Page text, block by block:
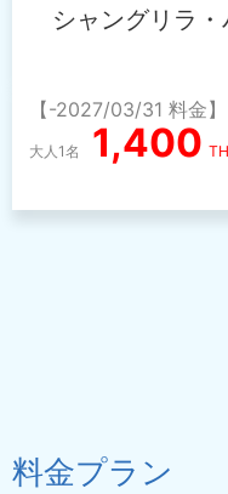
シャングリラ
【-2027/03/31 料金】
大人1名 1,400
料金プラン